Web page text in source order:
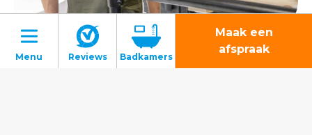
Maak een
afspraak